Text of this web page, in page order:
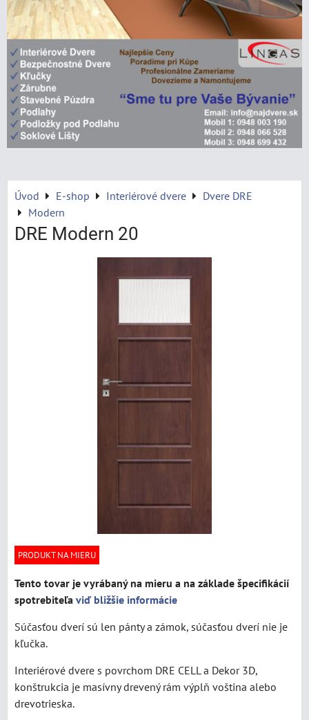
Úvod E-shop Interiérové dvere
Dvere DRE
Modern
DRE Modern 20
PRODUKT NA MIERU
Tento tovar je vyrábaný na mieru a na základe špecifikácií
spotrebiteľa viď bližšie informácie
Súčasťou dverí sú len pánty a zámok, súčasťou dverí nie je
kľučka.
Interiérové dvere s povrchom DRE CELL a Dekor 3D,
konštrukcia je masívny drevený rám výplň voština alebo
drevotrieska.